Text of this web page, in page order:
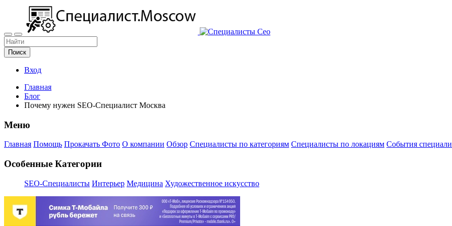
Поиск
Вход
Главная
Блог
Почему нужен SEO-Специалист Москва
Меню
Главная Помощь Прокачать Фото О компании Обзор Специалисты по категориям Специалисты по локациям События
Особенные Категории
SEO-Специалисты Интерьер Медицина Художественное искусство